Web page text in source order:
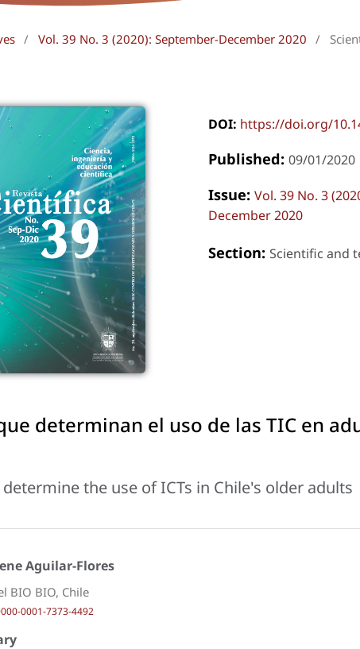
/ Vol. 39 No. 3 (2020): September-December 2020 /
DOI: https://doi.org/
Published: 09/01/2020
Issue: Vol. 39 No. 3
December 2020
Section: Scientific and
determinan el uso de las TIC en
the use of ICTs in Chile's older adults
Aguilar-Flores
BIO BIO, Chile
0001-7373-4492